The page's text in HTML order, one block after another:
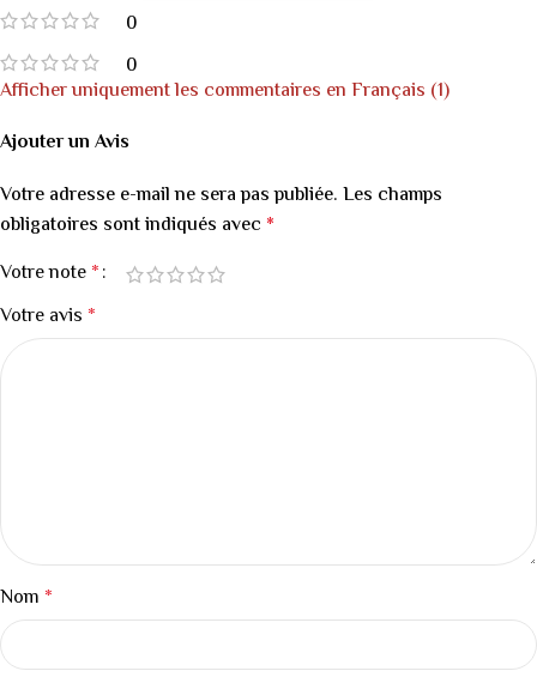
0
0
Afficher uniquement les commentaires en Français (1)
Ajouter un Avis
Votre adresse e-mail ne sera pas publiée. Les champs
obligatoires sont indiqués avec *
Votre note *
Votre avis *
Nom *